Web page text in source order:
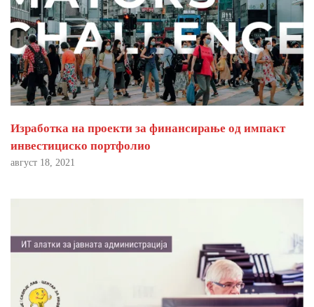
Изработка на проекти за финансирање од импакт
инвестициско портфолио
август 18, 2021